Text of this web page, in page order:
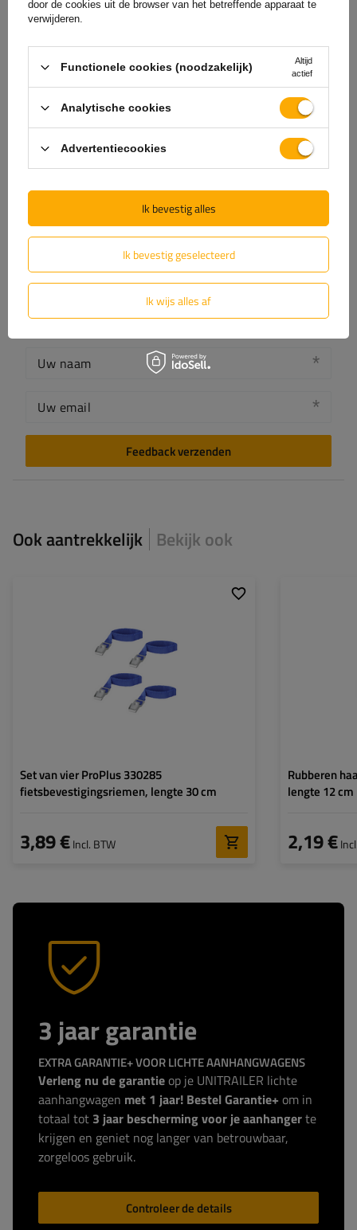
Laat uw mening achter
5/5
De inhoud van uw beoordeling
Voeg je eigen productfoto toe:
Uw naam
Uw email
Feedback verzenden
Ook aantrekkelijk Bekijk ook
Set van vier ProPlus 330285
fietsbevestigingsriemen, lengte 30 cm
3,89 €Incl. BTW
4
Rubberen
lengte 12 cm
2,19 €
3 jaar garantie
EXTRA GARANTIE+ VOOR LICHTE AANHANGWAGENS
Verleng nu de garantie op je UNITRAILER lichte
aanhangwagen met 1 jaar! Bestel Garantie+ om in
totaal tot 3 jaar bescherming voor je aanhangerte
krijgen en geniet nog langer van betrouwbaar,
zorgeloos gebruik.
Controleer de details
door de cookies uit de browser van het betreffende apparaat te
verwijderen.
Functionele cookies (noodzakelijk)
Altijd
actief
Analytische cookies
Advertentiecookies
Ik bevestig geselecteerd
Ik wijs alles af
Ik bevestig alles